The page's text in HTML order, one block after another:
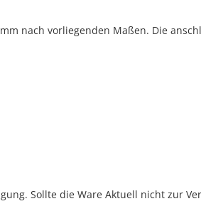
nach vorliegenden Maßen. Die
Sollte die Ware Aktuell nicht zur